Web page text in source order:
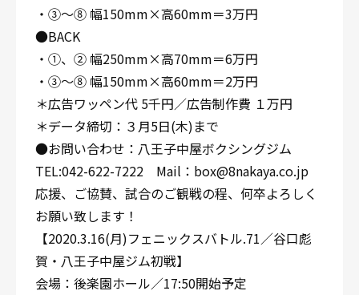
・③〜⑧ 幅150mm×高60mm＝3万円
●BACK
・①、② 幅250mm×高70mm＝6万円
・③〜⑧ 幅150mm×高60mm＝2万円
＊広告ワッペン代 5千円／広告制作費 １万円
＊データ締切：３月5日(木)まで
●お問い合わせ：八王子中屋ボクシングジム
TEL:042-622-7222 Mail：box@8nakaya.co.jp
応援、ご協賛、試合のご観戦の程、何卒よろしく
お願い致します！
【2020.3.16(月)フェニックスバトル.71／谷口彪
賀・八王子中屋ジム初戦】
会場：後楽園ホール／17:50開始予定